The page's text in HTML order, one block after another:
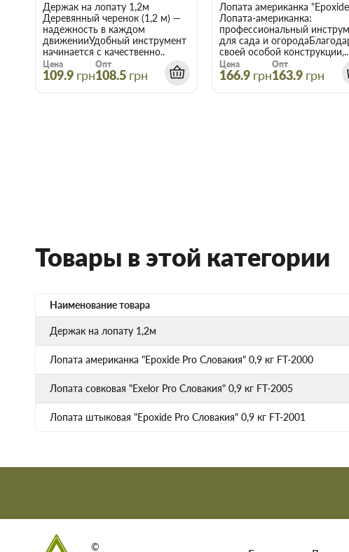
Держак на лопату 1,2м
Деревянный черенок (1,2 м) —
надежность в каждом
движенииУдобный инструмент
начинается с качественно..
Цена
109.9 грн
Опт
108.5 грн
Лопата-американка:
профессиональный
для сада и
своей особой конструкции,..
Цена
166.9 грн
Опт
163.9 грн
Товары в этой категории
Наименование товара
Держак на лопату 1,2м
Лопата американка "Epoxide Pro Словакия" 0,9 кг FT-2000
Лопата совковая "Exelor Pro Словакия" 0,9 кг FT-2005
Лопата штыковая "Epoxide Pro Словакия" 0,9 кг FT-2001
©